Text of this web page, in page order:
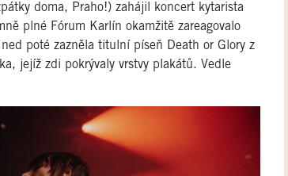
doma, Praho!) zahájil koncert kytarista
plné Fórum Karlín okamžitě zareagovalo
poté zazněla titulní píseň Death or Glory z
jejíž zdi pokrývaly vrstvy plakátů. Vedle